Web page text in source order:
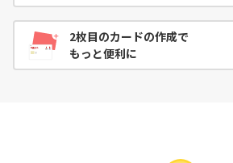
2枚目のカードの作成で
もっと便利に